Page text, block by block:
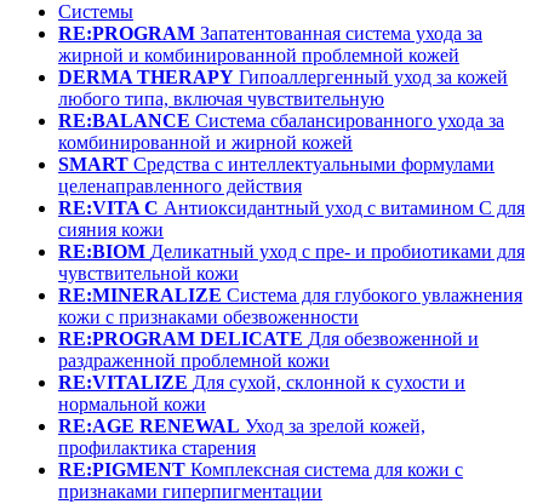
Системы
RE:PROGRAM Запатентованная система ухода за
жирной и комбинированной проблемной кожей
DERMA THERAPY Гипоаллергенный уход за кожей
любого типа, включая чувствительную
RE:BALANCE Система сбалансированного ухода за
комбинированной и жирной кожей
SMART Средства с интеллектуальными формулами
целенаправленного действия
RE:VITA C Антиоксидантный уход с витамином С для
сияния кожи
RE:BIOM Деликатный уход с пре- и пробиотиками для
чувствительной кожи
RE:MINERALIZE Система для глубокого увлажнения
кожи с признаками обезвоженности
RE:PROGRAM DELICATE Для обезвоженной и
раздраженной проблемной кожи
RE:VITALIZE Для сухой, склонной к сухости и
нормальной кожи
RE:AGE RENEWAL Уход за зрелой кожей,
профилактика старения
RE:PIGMENT Комплексная система для кожи с
признаками гиперпигментации